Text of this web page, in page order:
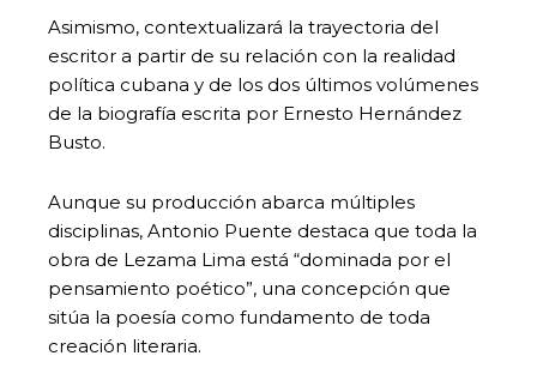
Asimismo, contextualizará la trayectoria del
escritor a partir de su relación con la realidad
política cubana y de los dos últimos volúmenes
de la biografía escrita por Ernesto Hernández
Busto.
Aunque su producción abarca múltiples
disciplinas, Antonio Puente destaca que toda la
obra de Lezama Lima está “dominada por el
pensamiento poético”, una concepción que
sitúa la poesía como fundamento de toda
creación literaria.